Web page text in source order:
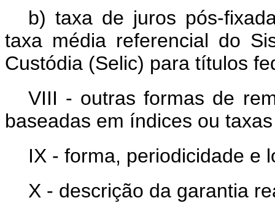
b) taxa de juros pós-
taxa média referencial do
Custódia (Selic) para títulos
VIII - outras formas de
baseadas em índices ou
IX - forma, periodicidade e
X - descrição da garantia